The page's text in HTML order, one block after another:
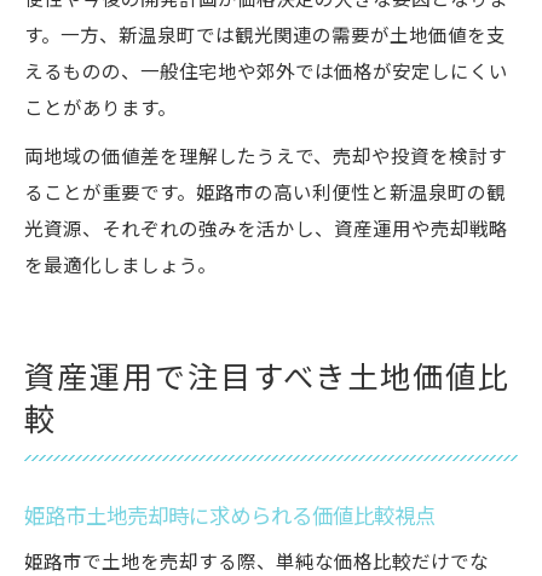
す。一方、新温泉町では観光関連の需要が土地価値を支
えるものの、一般住宅地や郊外では価格が安定しにくい
ことがあります。
両地域の価値差を理解したうえで、売却や投資を検討す
ることが重要です。姫路市の高い利便性と新温泉町の観
光資源、それぞれの強みを活かし、資産運用や売却戦略
を最適化しましょう。
資産運用で注目すべき土地価値比
較
姫路市土地売却時に求められる価値比較視点
姫路市で土地を売却する際、単純な価格比較だけでな